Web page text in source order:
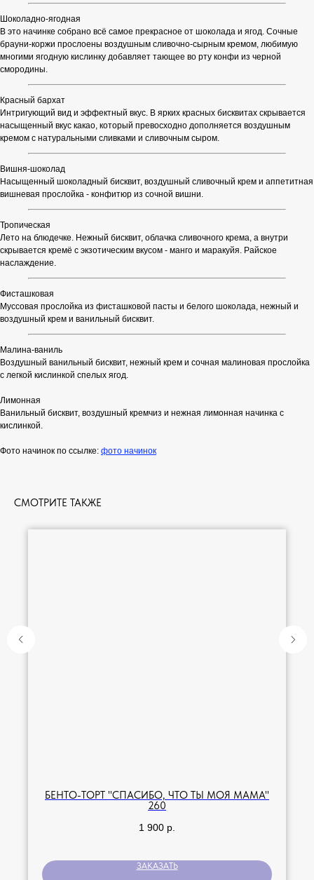
Шоколадно-ягодная
В это начинке собрано всё самое прекрасное от шоколада и ягод. Сочные
брауни-коржи прослоены воздушным сливочно-сырным кремом, любимую
многими ягодную кислинку добавляет тающее во рту конфи из черной
смородины.
Красный бархат
Интригующий вид и эффектный вкус. В ярких красных бисквитах скрывается
насыщенный вкус какао, который превосходно дополняется воздушным
кремом с натуральными сливками и сливочным сыром.
Вишня-шоколад
Насыщенный шоколадный бисквит, воздушный сливочный крем и аппетитная
вишневая прослойка - конфитюр из сочной вишни.
Тропическая
Лето на блюдечке. Нежный бисквит, облачка сливочного крема, а внутри
скрывается кремё с экзотическим вкусом - манго и маракуйя. Райское
наслаждение.
Фисташковая
Муссовая прослойка из фисташковой пасты и белого шоколада, нежный и
воздушный крем и ванильный бисквит.
Малина-ваниль
Воздушный ванильный бисквит, нежный крем и сочная малиновая прослойка
с легкой кислинкой спелых ягод.
Лимонная
Ванильный бисквит, воздушный кремчиз и нежная лимонная начинка с
кислинкой.
Фото начинок по ссылке: фото начинок
СМОТРИТЕ ТАКЖЕ
БЕНТО-ТОРТ "СПАСИБО, ЧТО ТЫ МОЯ МАМА"
260
1 900 р.
ЗАКАЗАТЬ